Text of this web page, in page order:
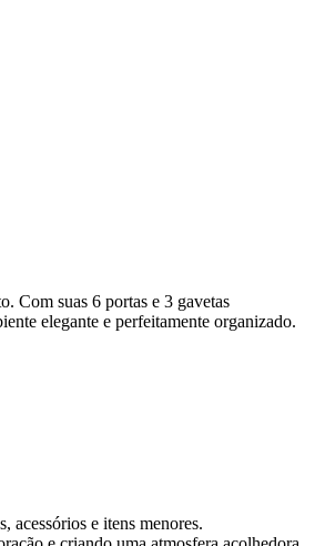
Com suas 6 portas e 3 gavetas
elegante e perfeitamente organizado.
acessórios e itens menores.